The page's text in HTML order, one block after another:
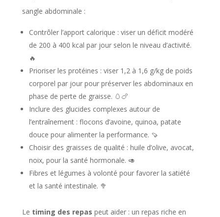
sangle abdominale :
Contrôler l’apport calorique : viser un déficit modéré
de 200 à 400 kcal par jour selon le niveau d’activité.
🔥
Prioriser les protéines : viser 1,2 à 1,6 g/kg de poids
corporel par jour pour préserver les abdominaux en
phase de perte de graisse. 🥚🍗
Inclure des glucides complexes autour de
l’entraînement : flocons d’avoine, quinoa, patate
douce pour alimenter la performance. 🍠
Choisir des graisses de qualité : huile d’olive, avocat,
noix, pour la santé hormonale. 🥑
Fibres et légumes à volonté pour favorer la satiété
et la santé intestinale. 🥦
Le timing des repas peut aider : un repas riche en